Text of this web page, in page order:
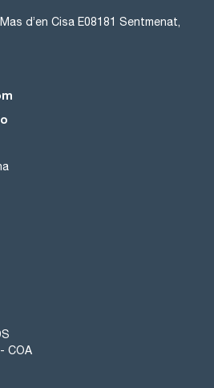
d’en Cisa E08181 Sentmenat,
COA